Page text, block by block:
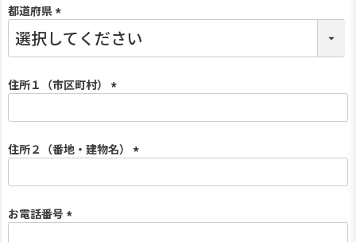
)
都道府県
必
)
住所１（市区町村）
必
)
住所２（番地・建物名）
必
)
お電話番号